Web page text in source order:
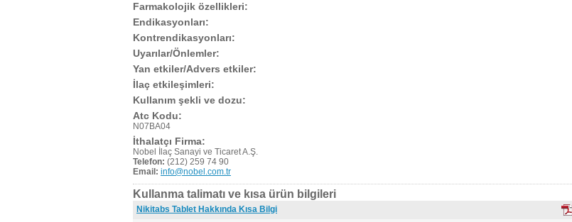
Farmakolojik özellikleri:
Endikasyonları:
Kontrendikasyonları:
Uyarılar/Önlemler:
Yan etkiler/Advers etkiler:
İlaç etkileşimleri:
Kullanım şekli ve dozu:
Atc Kodu:
N07BA04
İthalatçı Firma:
Nobel İlaç Sanayi ve Ticaret A.Ş.
Telefon: (212) 259 74 90
Email: info@nobel.com.tr
Kullanma talimatı ve kısa ürün bilgileri
Nikitabs Tablet Hakkında Kısa Bilgi